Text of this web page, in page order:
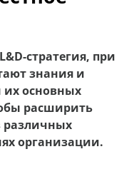
стратегия, при
знания и
основных
расширить
различных
организации.